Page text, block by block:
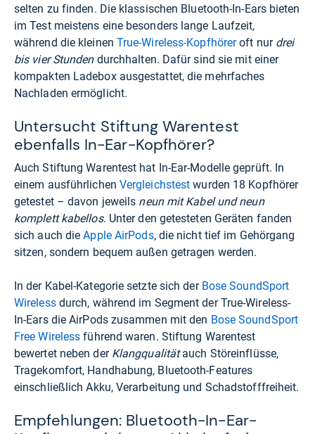
selten zu finden. Die klassischen Bluetooth-In-Ears bieten
im Test meistens eine besonders lange Laufzeit,
während die kleinen True-Wireless-Kopfhöreroft nur drei
bis vier Stundendurchhalten. Dafür sind sie mit einer
kompakten Ladebox ausgestattet, die mehrfaches
Nachladen ermöglicht.
Untersucht Stiftung Warentest
ebenfalls In-Ear-Kopfhörer?
Auch Stiftung Warentest hat In-Ear-Modelle geprüft. In
einem ausführlichen Vergleichstest wurden 18 Kopfhörer
getestet – davon jeweils neun mit Kabel und neun
komplett kabellos. Unter den getesteten Geräten fanden
sich auch dieApple AirPods, die nicht tief im Gehörgang
sitzen, sondern bequem außen getragen werden.
In der Kabel-Kategorie setzte sich der Bose SoundSport
Wirelessdurch, während im Segment der True-Wireless-
In-Ears die AirPods zusammen mit den Bose SoundSport
Free Wireless führend waren. Stiftung Warentest
bewertet neben der Klangqualitätauch Störeinflüsse,
Tragekomfort, Handhabung, Bluetooth-Features
einschließlich Akku, Verarbeitung und Schadstofffreiheit.
Empfehlungen: Bluetooth-In-Ear-